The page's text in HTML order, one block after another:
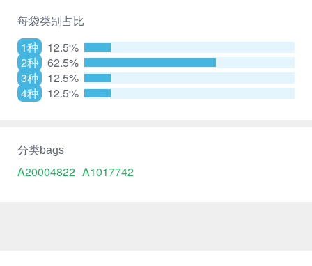
每袋类别占比
1种
12.5%
2种
62.5%
3种
12.5%
4种
12.5%
分类bags
A20004822 A1017742